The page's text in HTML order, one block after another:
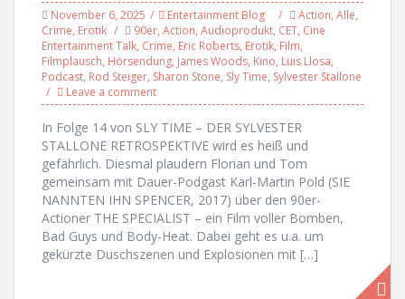
November 6, 2025 Entertainment Blog Action, Alle,
Crime, Erotik 90er, Action, Audioprodukt, CET, Cine
Entertainment Talk, Crime, Eric Roberts, Erotik, Film,
Filmplausch, Hörsendung, James Woods, Kino, Luis Llosa,
Podcast, Rod Steiger, Sharon Stone, Sly Time, Sylvester Stallone
Leave a comment
In Folge 14 von SLY TIME – DER SYLVESTER
STALLONE RETROSPEKTIVE wird es heiß und
gefährlich. Diesmal plaudern Florian und Tom
gemeinsam mit Dauer-Podgast Karl-Martin Pold (SIE
NANNTEN IHN SPENCER, 2017) über den 90er-
Actioner THE SPECIALIST – ein Film voller Bomben,
Bad Guys und Body-Heat. Dabei geht es u.a. um
gekürzte Duschszenen und Explosionen mit […]